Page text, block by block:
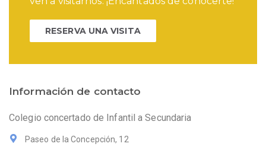
RESERVA UNA VISITA
Información de contacto
Colegio concertado de Infantil a Secundaria
Paseo de la Concepción, 12